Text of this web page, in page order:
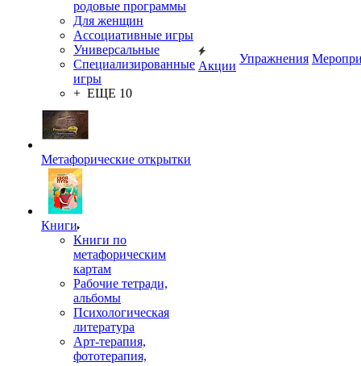
родовые программы
Для женщин
Ассоциативные игры
Универсальные
Специализированные
игры
+ ЕЩЕ 10
Метафорические открытки
Книги
Книги по
метафорическим
картам
Рабочие тетради,
альбомы
Психологическая
литература
Арт-терапия,
фототерапия,
Акции
Упражнения